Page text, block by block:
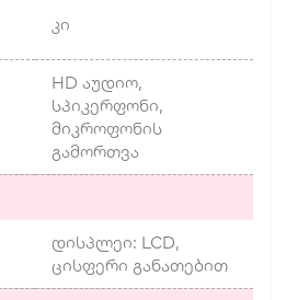
კი
HD აუდიო,
სპიკერფონი,
მიკროფონის
გამორთვა
დისპლეი: LCD,
ცისფერი განათებით